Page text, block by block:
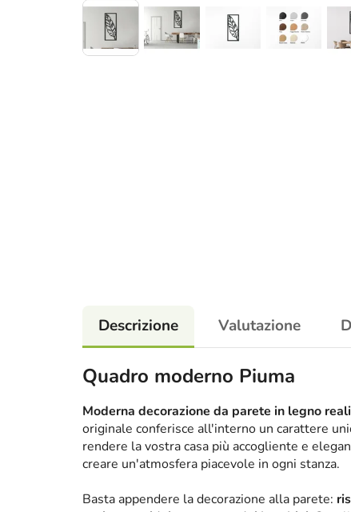
Descrizione Valutazione
Quadro moderno Piuma
Moderna decorazione da parete in legno
originale conferisce all'interno un carattere
rendere la vostra casa più accogliente e
creare un'atmosfera piacevole in ogni stanza.
Basta appendere la decorazione alla parete: